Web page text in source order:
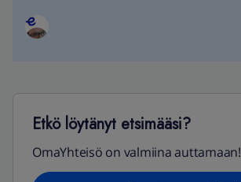
Etkö löytänyt etsimääsi?
OmaYhteisö on valmiina auttamaan!